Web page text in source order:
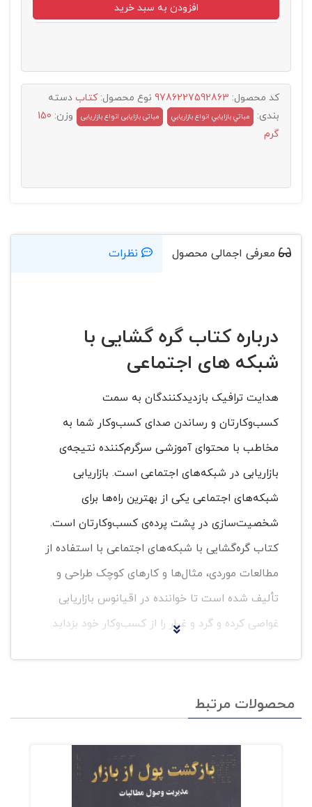
افزودن به سبد خرید
کد محصول: 9786227592863 نوع محصول:کتاب دسته
بندی:
مباتي بازايابي انواع بازاريابي مباتی بازایابی انواع بازاریابی وزن: 150
گرم
معرفی اجمالی محصول نظرات
درباره کتاب گره گشایی با
شبکه های اجتماعی
هدایت ترافیک بازدیدکنندگان به سمت
کسب‌وکارتان و رساندن صدای کسب‌وکار شما به
مخاطب با محتوای آموزشی سرگرم‌کننده نتیجه‌ی
بازاریابی در شبکه‌های اجتماعی است. بازاریابی
شبکه‌های اجتماعی یکی از بهترین راه‌ها برای
شخصیت‌سازی در پشت پرده‌ی کسب‌وکارتان است.
کتاب گره‌گشایی با شبکه‌های اجتماعی با استفاده از
مطالعات موردی، مثال‌ها و کارهای کوچک طراحی و
تألیف شده است تا خواننده در اقیانوس بازاریابی
غواصی کرده و گرد و غبار را از کسب‌وکار خود بزداید.
هنگامی که کتاب را به پایان برسانید، برنامه‌
آماده کرده‌اید. اکنون با شماست که خود پیاده‌سازی
کنید یا آنرا برون‌سپاری کنید.
محصولات مرتبط